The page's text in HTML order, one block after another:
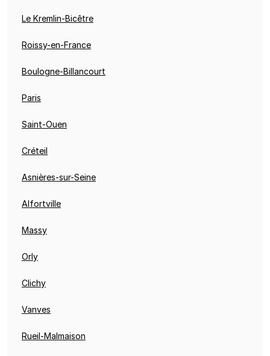
Le Kremlin-Bicêtre
Roissy-en-France
Boulogne-Billancourt
Paris
Saint-Ouen
Créteil
Asnières-sur-Seine
Alfortville
Massy
Orly
Clichy
Vanves
Rueil-Malmaison